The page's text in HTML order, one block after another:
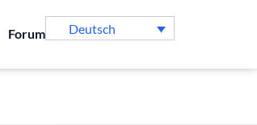
Forum Deutsch